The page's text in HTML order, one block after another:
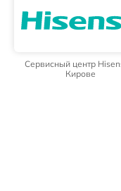
Сервисный центр
Кирове